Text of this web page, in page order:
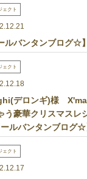
ェクト
ルバンタンブログ☆】
ェクト
デロンギ)様
う豪華クリスマスレ
ルバンタンブログ☆
ェクト